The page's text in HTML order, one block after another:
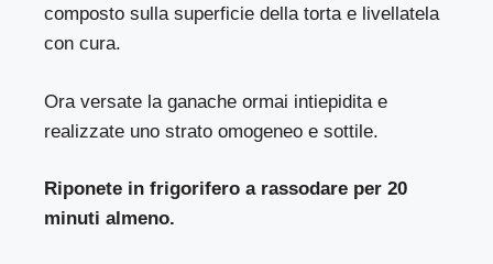
composto sulla superficie della torta e livellatela
con cura.
Ora versate la ganache ormai intiepidita e
realizzate uno strato omogeneo e sottile.
Riponete in frigorifero a rassodare per 20
minuti almeno.